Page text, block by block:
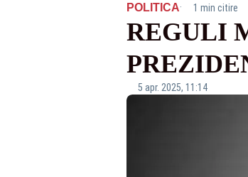
POLITICA· 1 min citire
REGULI
5 apr. 2025, 11:14